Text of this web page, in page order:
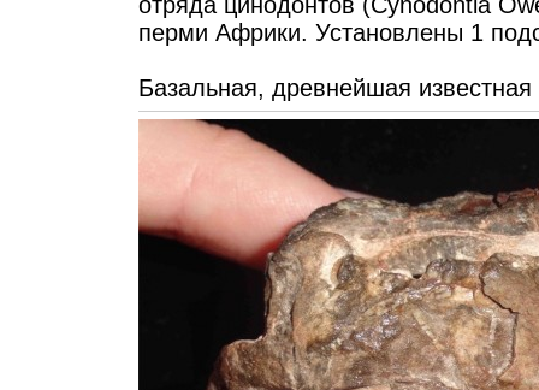
перми Африки. Установлены 1
Базальная, древнейшая известная